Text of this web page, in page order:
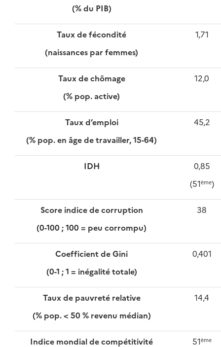
(% du PIB)
Taux de fécondité
(naissances par femmes)
1,71
Taux de chômage
(% pop. active)
12,0
Taux d’emploi
(% pop. en âge de travailler, 15-64)
45,2
IDH
0,85
(51ème)
Score indice de corruption
(0-100 ; 100 = peu corrompu)
38
Coefficient de Gini
(0-1 ; 1 = inégalité totale)
0,401
Taux de pauvreté relative
(% pop. < 50 % revenu médian)
14,4
Indice mondial de compétitivité
51ème